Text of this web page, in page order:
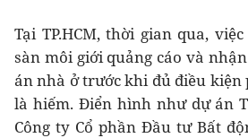
Tại TP.HCM, thời gian qua,
sàn môi giới quảng cáo và
án nhà ở trước khi đủ điều kiện
là hiếm. Điển hình như dự án
Công ty Cổ phần Đầu tư Bất